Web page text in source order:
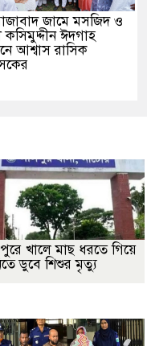
জামে মসজিদ ও
কসিমুদ্দীন ঈদগাহ
আশ্বাস রাসিক
খালে মাছ ধরতে গিয়ে
ডুবে শিশুর মৃত্যু